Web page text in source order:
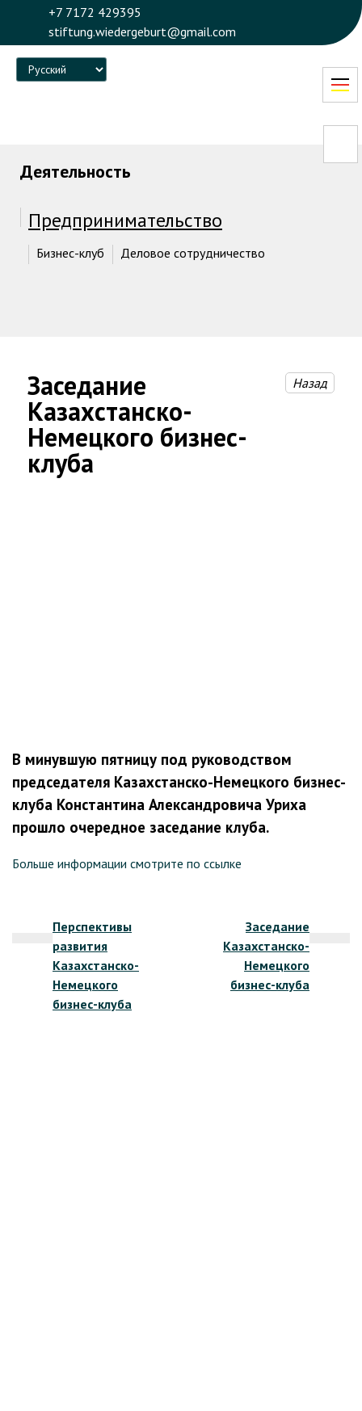
+7 7172 429395
stiftung.wiedergeburt@gmail.com
Language
Заседание
Казахстанско-
Немецкого бизнес-
клуба
Назад
В минувшую пятницу под руководством
председателя Казахстанско-Немецкого бизнес-
клуба Константина Александровича Уриха
прошло очередное заседание клуба.
Больше информации смотрите по ссылке
записям
Перспективы
развития
Казахстанско-
Немецкого
бизнес-клуба
Заседание
Казахстанско-
Немецкого
бизнес-клуба
Деятельность
Предпринимательство
Бизнес-клуб Деловое сотрудничество